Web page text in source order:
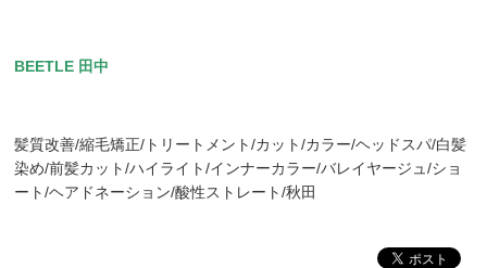
BEETLE 田中
髪質改善/縮毛矯正/トリートメント/カット/カラー/ヘッドスパ/白髪
染め/前髪カット/ハイライト/インナーカラー/バレイヤージュ/ショ
ート/ヘアドネーション/酸性ストレート/秋田